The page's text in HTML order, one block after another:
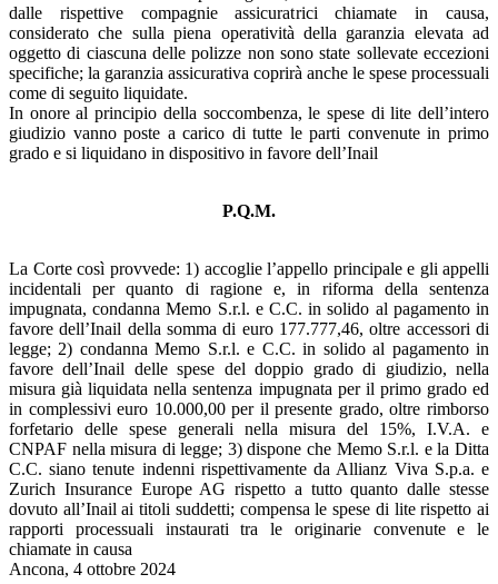
dalle rispettive compagnie assicuratrici chiamate in causa,
considerato che sulla piena operatività della garanzia elevata ad
oggetto di ciascuna delle polizze non sono state sollevate eccezioni
specifiche; la garanzia assicurativa coprirà anche le spese processuali
come di seguito liquidate.
In onore al principio della soccombenza, le spese di lite dell’intero
giudizio vanno poste a carico di tutte le parti convenute in primo
grado e si liquidano in dispositivo in favore dell’Inail
P.Q.M.
La Corte così provvede: 1) accoglie l’appello principale e gli appelli
incidentali per quanto di ragione e, in riforma della sentenza
impugnata, condanna Memo S.r.l. e C.C. in solido al pagamento in
favore dell’Inail della somma di euro 177.777,46, oltre accessori di
legge; 2) condanna Memo S.r.l. e C.C. in solido al pagamento in
favore dell’Inail delle spese del doppio grado di giudizio, nella
misura già liquidata nella sentenza impugnata per il primo grado ed
in complessivi euro 10.000,00 per il presente grado, oltre rimborso
forfetario delle spese generali nella misura del 15%, I.V.A. e
CNPAF nella misura di legge; 3) dispone che Memo S.r.l. e la Ditta
C.C. siano tenute indenni rispettivamente da Allianz Viva S.p.a. e
Zurich Insurance Europe AG rispetto a tutto quanto dalle stesse
dovuto all’Inail ai titoli suddetti; compensa le spese di lite rispetto ai
rapporti processuali instaurati tra le originarie convenute e le
chiamate in causa
Ancona, 4 ottobre 2024